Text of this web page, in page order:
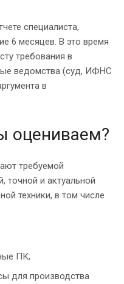
специалиста,
6 месяцев. В это время
требования в
ведомства (суд, ИФНС
в
оцениваем?
требуемой
точной и актуальной
техники, в том числе
ПК;
для производства